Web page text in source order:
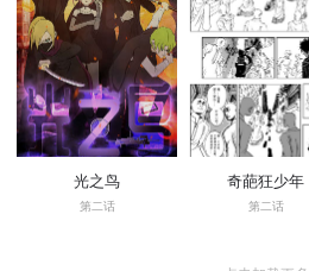
光之鸟
第二话
奇葩狂少年
第二话